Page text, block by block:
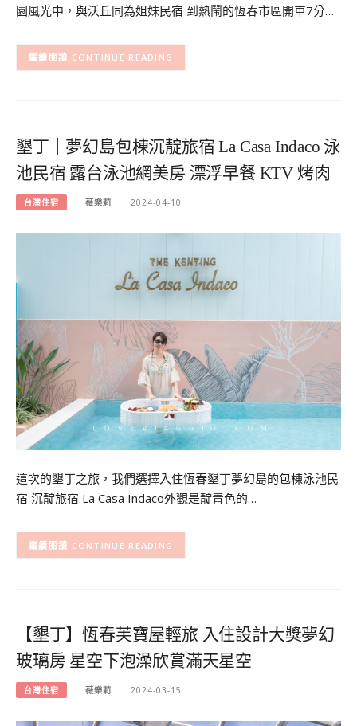
園風光中，與沃丘同為姐妹民宿 到熱鬧的恆春市區開車7分…
CONTINUE READING
墾丁｜夢幻島包棟沉靛旅宿 La Casa Indaco 泳
池民宿 露台泳池網美房 漂浮早餐 KTV 烤肉
台灣住宿 薇樂莉 2024-04-10
這次的墾丁之旅，我們選擇入住恆春墾丁夢幻島的包棟泳池民
宿 沉靛旅宿 La Casa Indaco外觀是靛青色的…
CONTINUE READING
【墾丁】恆春芙寶屋輕旅 入住設計大獎夢幻
玻璃房 星空下泡澡欣賞滿天星空
台灣住宿 薇樂莉 2024-03-15